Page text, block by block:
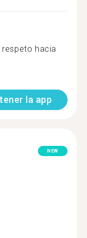
hacia
la app
NEW